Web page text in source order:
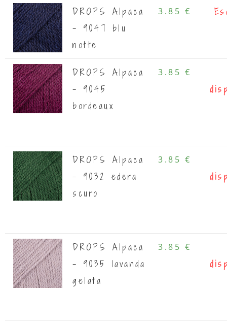
DROPS Alpaca
- 9047 blu
notte
3.85 €
DROPS Alpaca
- 9045
bordeaux
3.85 €
DROPS Alpaca
- 9032 edera
scuro
3.85 €
DROPS Alpaca
- 9035 lavanda
gelata
3.85 €